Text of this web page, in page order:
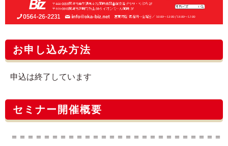
お申し込み方法
申込は終了しています
セミナー開催概要
＝＝＝＝＝＝＝＝＝＝＝＝＝＝＝＝＝＝＝＝＝＝＝＝＝＝